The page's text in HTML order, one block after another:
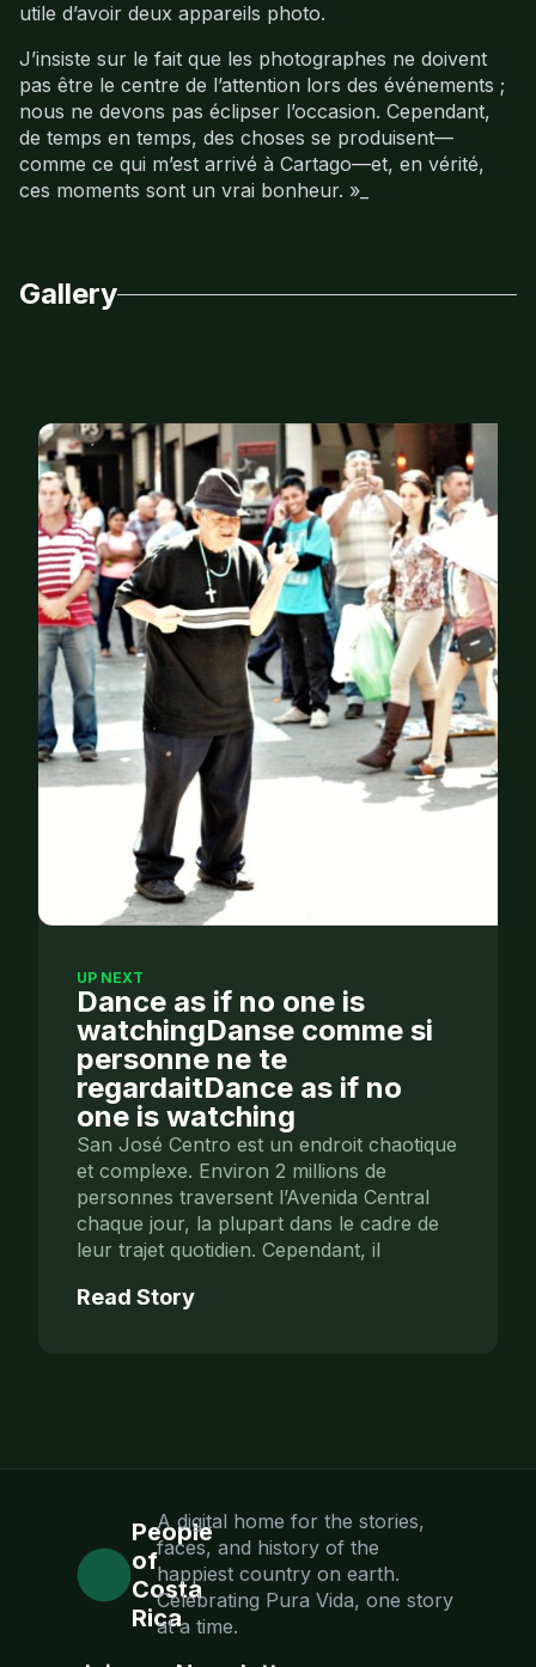
utile d’avoir deux appareils photo.
J’insiste sur le fait que les photographes ne doivent
pas être le centre de l’attention lors des événements ;
nous ne devons pas éclipser l’occasion. Cependant,
de temps en temps, des choses se produisent—
comme ce qui m’est arrivé à Cartago—et, en vérité,
ces moments sont un vrai bonheur. »_
Gallery
UP NEXT
Dance as if no one is
watchingDanse comme si
personne ne te
regardaitDance as if no
one is watching
San José Centro est un endroit chaotique
et complexe. Environ 2 millions de
personnes traversent l’Avenida Central
chaque jour, la plupart dans le cadre de
leur trajet quotidien. Cependant, il
Read Story
People
of
Costa
Rica
A digital home for the stories,
faces, and history of the
happiest country on earth.
Celebrating Pura Vida, one story
at a time.